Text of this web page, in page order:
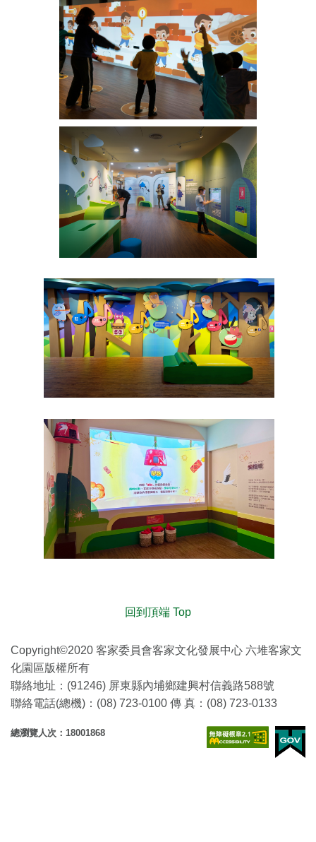
回到頂端 Top
Copyright©2020 客家委員會客家文化發展中心 六堆客家文
化園區版權所有
聯絡地址：(91246) 屏東縣內埔鄉建興村信義路588號
聯絡電話(總機)：(08) 723-0100 傳 真：(08) 723-0133
總瀏覽人次：18001868